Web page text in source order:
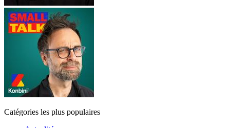
Catégories les plus populaires